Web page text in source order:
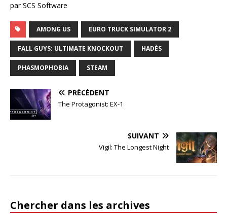
par SCS Software
AMONG US EURO TRUCK SIMULATOR 2
FALL GUYS: ULTIMATE KNOCKOUT HADÈS
PHASMOPHOBIA STEAM
PRÉCÉDENT
The Protagonist: EX-1
SUIVANT
Vigil: The Longest Night
Chercher dans les archives